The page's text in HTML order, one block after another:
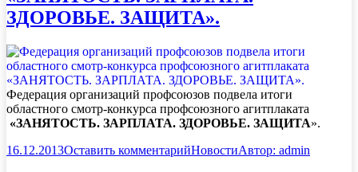
ЗДОРОВЬЕ. ЗАЩИТА».
Федерация организаций профсоюзов подвела итоги
областного смотр-конкурса профсоюзного агитплаката
«ЗАНЯТОСТЬ. ЗАРПЛАТА. ЗДОРОВЬЕ. ЗАЩИТА».
16.12.2013Оставить комментарийНовостиАвтор: admin